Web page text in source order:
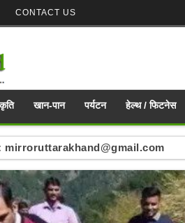
CONTACT US
खान-पान पर्यटन हेल्थ / फिटनेस
mirroruttarakhand@gmail.com
: mirroruttarakhand@gmail.com